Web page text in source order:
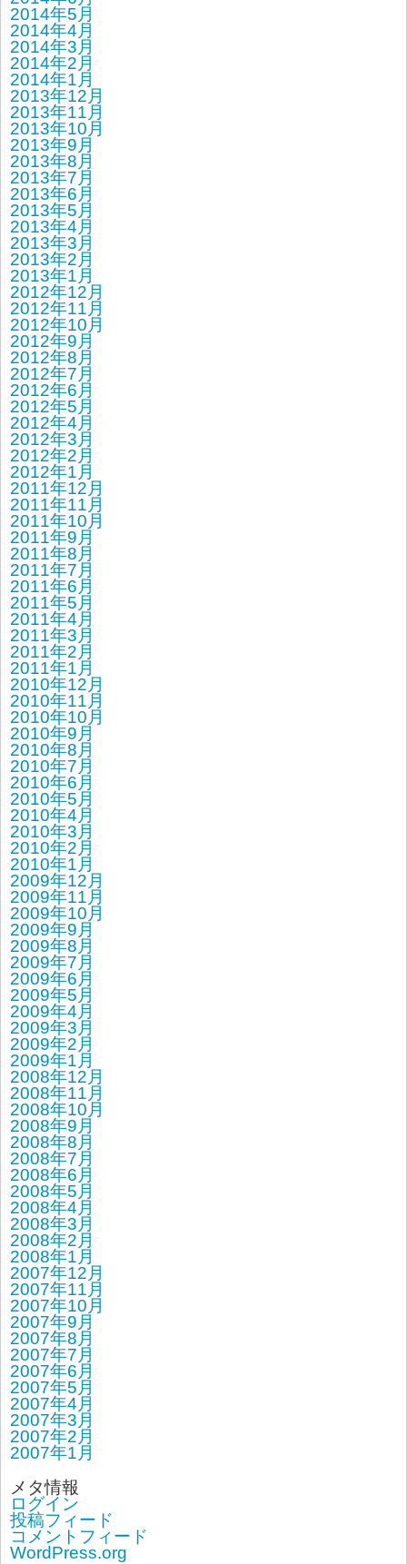
2014年5月
2014年4月
2014年3月
2014年2月
2014年1月
2013年12月
2013年11月
2013年10月
2013年9月
2013年8月
2013年7月
2013年6月
2013年5月
2013年4月
2013年3月
2013年2月
2013年1月
2012年12月
2012年11月
2012年10月
2012年9月
2012年8月
2012年7月
2012年6月
2012年5月
2012年4月
2012年3月
2012年2月
2012年1月
2011年12月
2011年11月
2011年10月
2011年9月
2011年8月
2011年7月
2011年6月
2011年5月
2011年4月
2011年3月
2011年2月
2011年1月
2010年12月
2010年11月
2010年10月
2010年9月
2010年8月
2010年7月
2010年6月
2010年5月
2010年4月
2010年3月
2010年2月
2010年1月
2009年12月
2009年11月
2009年10月
2009年9月
2009年8月
2009年7月
2009年6月
2009年5月
2009年4月
2009年3月
2009年2月
2009年1月
2008年12月
2008年11月
2008年10月
2008年9月
2008年8月
2008年7月
2008年6月
2008年5月
2008年4月
2008年3月
2008年2月
2008年1月
2007年12月
2007年11月
2007年10月
2007年9月
2007年8月
2007年7月
2007年6月
2007年5月
2007年4月
2007年3月
2007年2月
2007年1月
メタ情報
ログイン
投稿フィード
コメントフィード
WordPress.org